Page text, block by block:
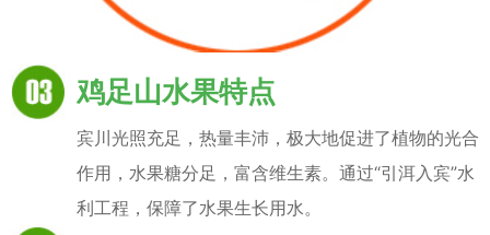
鸡足山水果特点
宾川光照充足，热量丰沛，极大地促进了植物的光合
作用，水果糖分足，富含维生素。通过“引洱入宾”水
利工程，保障了水果生长用水。